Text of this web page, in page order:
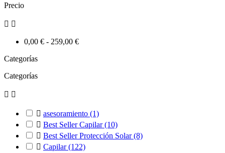
Precio
 
0,00 € - 259,00 €
Categorías
Categorías
 
 asesoramiento (1)
 Best Seller Capilar(10)
 Best Seller Protección Solar(8)
 Capilar(122)